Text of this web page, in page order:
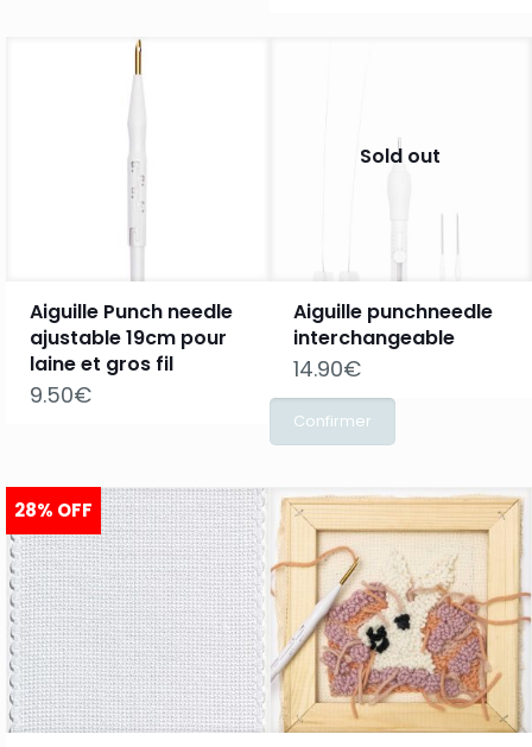
Aiguille Punch needle
ajustable 19cm pour
laine et gros fil
9.50€
Sold out
Aiguille punchneedle
interchangeable
14.90€
28% OFF